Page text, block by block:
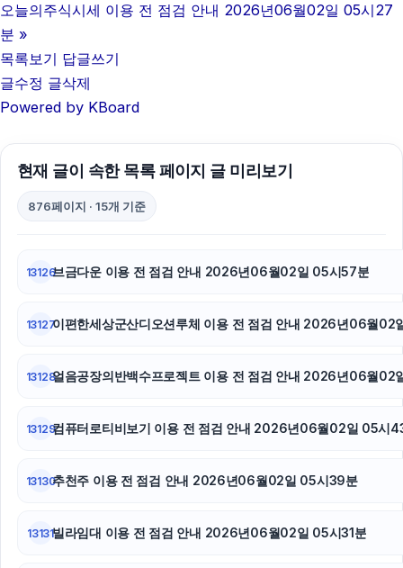
동탄임플란트
오늘의주식시세 이용 전 점검 안내 2026년06월02일 05시27
분 »
목록보기 답글쓰기
글수정 글삭제
Powered by KBoard
현재 글이 속한 목록 페이지 글 미리보기
876페이지 · 15개 기준
13126브금다운 이용 전 점검 안내 2026년06월02일 05시57분
13127이편한세상군산디오션루체 이용 전 점검 안내 2026년06월02
13128얼음공장의반백수프로젝트 이용 전 점검 안내 2026년06월02
13129컴퓨터로티비보기 이용 전 점검 안내 2026년06월02일 05시
13130추천주 이용 전 점검 안내 2026년06월02일 05시39분
13131빌라임대 이용 전 점검 안내 2026년06월02일 05시31분